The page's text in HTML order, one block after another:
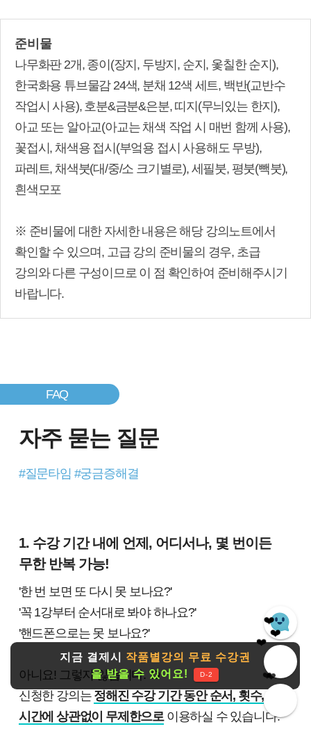
지금 결제시 작품별강의 무료 수강권
을 받을 수 있어요!
D-2
준비물
나무화판 2개, 종이(장지, 두방지, 순지, 옻칠한 순지),
한국화용 튜브물감 24색, 분채 12색 세트, 백반(교반수
작업시 사용), 호분&금분&은분, 띠지(무늬있는 한지),
아교 또는 알아교(아교는 채색 작업 시 매번 함께 사용),
꽃접시, 채색용 접시(부엌용 접시 사용해도 무방),
파레트, 채색붓(대/중/소 크기별로), 세필붓, 평붓(빽붓),
흰색모포
※ 준비물에 대한 자세한 내용은 해당 강의노트에서
확인할 수 있으며, 고급 강의 준비물의 경우, 초급
강의와 다른 구성이므로 이 점 확인하여 준비해주시기
바랍니다.
FAQ
자주 묻는 질문
#질문타임 #궁금증해결
1. 수강 기간 내에 언제, 어디서나, 몇 번이든
무한 반복 가능!
'한 번 보면 또 다시 못 보나요?'
'꼭 1강부터 순서대로 봐야 하나요?'
'핸드폰으로는 못 보나요?'
아니요! 그렇지 않습니다. :D
신청한 강의는 정해진 수강 기간 동안 순서, 횟수,
시간에 상관없이 무제한으로이용하실 수 있습니다.
❤️
❤️
❤️